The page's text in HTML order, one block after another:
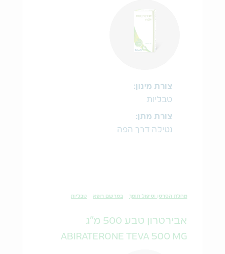
צורת מינון:
טבליות
צורת מתן:
נטילה דרך הפה
מחלת הסרטן וטיפול תומך במרשם רופא טבליות
אבירטרון טבע 500 מ"ג
ABIRATERONE TEVA 500 MG